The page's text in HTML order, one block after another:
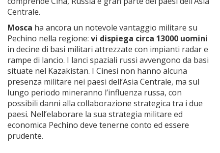
Centrale.
Mosca ha ancora un notevole vantaggio militare su
Pechino nella regione: vi dispiega circa 13000 uomini
in decine di basi militari attrezzate con impianti radar e
rampe di lancio. I lanci spaziali russi avvengono da basi
situate nel Kazakistan. I Cinesi non hanno alcuna
presenza militare nei paesi dell’Asia Centrale, ma sul
lungo periodo mineranno l’influenza russa, con
possibili danni alla collaborazione strategica tra i due
paesi. Nell’elaborare la sua strategia militare ed
economica Pechino deve tenerne conto ed essere
prudente.